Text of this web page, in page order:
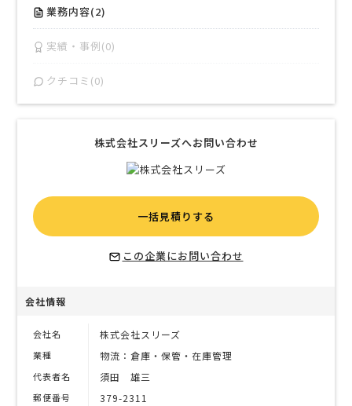
業務内容(2)
実績・事例(0)
クチコミ(0)
株式会社スリーズへお問い合わせ
一括見積りする
この企業にお問い合わせ
会社情報
会社名 株式会社スリーズ
業種 物流：倉庫・保管・在庫管理
代表者名 須田 雄三
郵便番号 379-2311